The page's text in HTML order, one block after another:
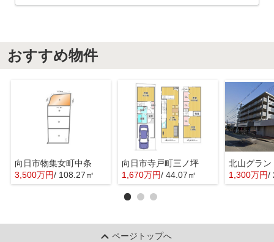
おすすめ物件
向日市物集女町中条
3,500万円/ 108.27㎡
向日市寺戸町三ノ坪
1,670万円/ 44.07㎡
北山グラン
1,300万円/
ページトップへ